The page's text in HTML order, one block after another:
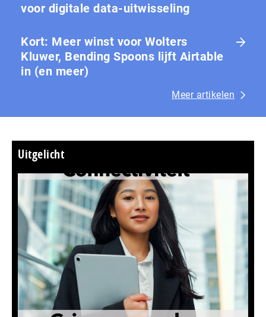
voor digitale data-uitwisseling
Kort: Meer winst voor Wolters
Kluwer, Bending Spoons lijft Airtable
in (en meer)
Meer artikelen
Uitgelicht